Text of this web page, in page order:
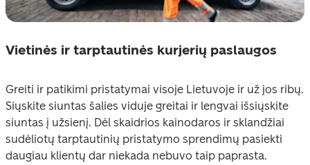
Vietinės ir tarptautinės kurjerių paslaugos
Greiti ir patikimi pristatymai visoje Lietuvoje ir už jos ribų.
Siųskite siuntas šalies viduje greitai ir lengvai išsiųskite
siuntas į užsienį. Dėl skaidrios kainodaros ir sklandžiai
sudėliotų tarptautinių pristatymo sprendimų pasiekti
daugiau klientų dar niekada nebuvo taip paprasta.